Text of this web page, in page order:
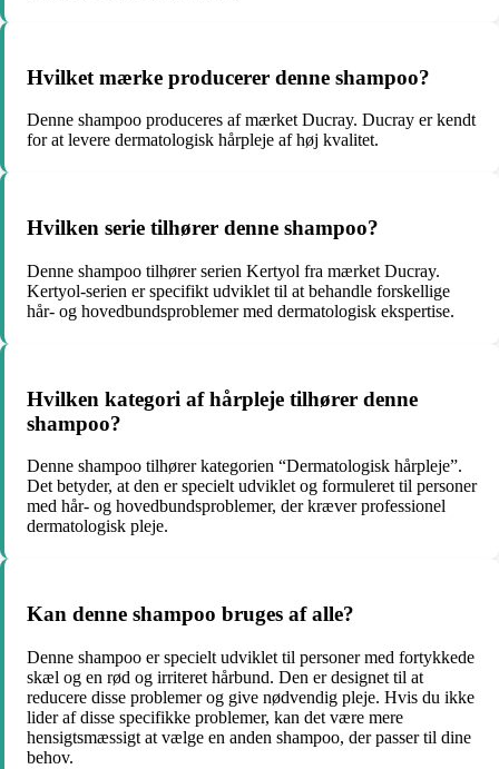
Hvilket mærke producerer denne shampoo?
Denne shampoo produceres af mærket Ducray. Ducray er kendt
for at levere dermatologisk hårpleje af høj kvalitet.
Hvilken serie tilhører denne shampoo?
Denne shampoo tilhører serien Kertyol fra mærket Ducray.
Kertyol-serien er specifikt udviklet til at behandle forskellige
hår- og hovedbundsproblemer med dermatologisk ekspertise.
Hvilken kategori af hårpleje tilhører denne
shampoo?
Denne shampoo tilhører kategorien “Dermatologisk hårpleje”.
Det betyder, at den er specielt udviklet og formuleret til personer
med hår- og hovedbundsproblemer, der kræver professionel
dermatologisk pleje.
Kan denne shampoo bruges af alle?
Denne shampoo er specielt udviklet til personer med fortykkede
skæl og en rød og irriteret hårbund. Den er designet til at
reducere disse problemer og give nødvendig pleje. Hvis du ikke
lider af disse specifikke problemer, kan det være mere
hensigtsmæssigt at vælge en anden shampoo, der passer til dine
behov.